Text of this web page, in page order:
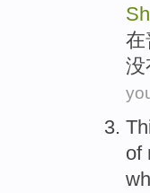
在
没
of